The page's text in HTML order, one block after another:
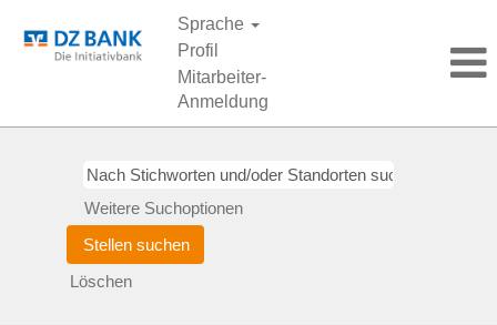
Sprache
Profil
Mitarbeiter-
Anmeldung
Weitere Suchoptionen
Löschen